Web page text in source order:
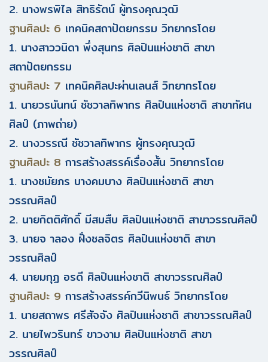
2. นางพรพิไล สิทธิรัตน์ ผู้ทรงคุณวุฒิ
ฐานศิลปะ 6 เทคนิคสถาปัตยกรรม วิทยากรโดย
1. นางสาววนิดา พึ่งสุนทร ศิลปินแห่งชาติ สาขา
สถาปัตยกรรม
ฐานศิลปะ 7 เทคนิคศิลปะผ่านเลนส์ วิทยากรโดย
1. นายวรนันทน์ ชัชวาลทิพากร ศิลปินแห่งชาติ สาขาทัศน
ศิลป์ (ภาพถ่าย)
2. นางวรรณี ชัชวาลทิพากร ผู้ทรงคุณวุฒิ
ฐานศิลปะ 8 การสร้างสรรค์เรื่องสั้น วิทยากรโดย
1. นางชมัยภร บางคมบาง ศิลปินแห่งชาติ สาขา
วรรณศิลป์
2. นายกิตติศักดิ์ มีสมสืบ ศิลปินแห่งชาติ สาขาวรรณศิลป์
3. นายจ าลอง ฝั่งชลจิตร ศิลปินแห่งชาติ สาขา
วรรณศิลป์
4. นายมกุฏ อรดี ศิลปินแห่งชาติ สาขาวรรณศิลป์
ฐานศิลปะ 9 การสร้างสรรค์กวีนิพนธ์ วิทยากรโดย
1. นายสถาพร ศรีสัจจัง ศิลปินแห่งชาติ สาขาวรรณศิลป์
2. นายไพวรินทร์ ขาวงาม ศิลปินแห่งชาติ สาขา
วรรณศิลป์